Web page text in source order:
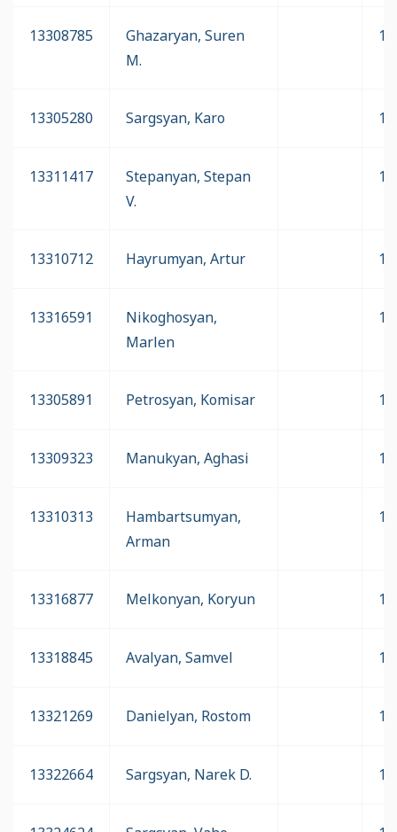
13308785
Ghazaryan, Suren
M.
13305280 Sargsyan, Karo
13311417
Stepanyan, Stepan
V.
13310712 Hayrumyan, Artur
13316591
Nikoghosyan,
Marlen
13305891 Petrosyan, Komisar
13309323 Manukyan, Aghasi
13310313
Hambartsumyan,
Arman
13316877 Melkonyan, Koryun
13318845 Avalyan, Samvel
13321269 Danielyan, Rostom
13322664 Sargsyan, Narek D.